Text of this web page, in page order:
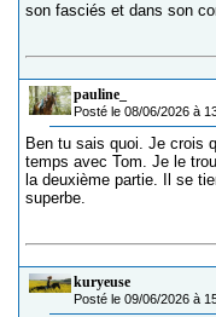
son fasciés et dans son
pauline_
Posté le 08/06/2026 à
Ben tu sais quoi. Je crois
temps avec Tom. Je le
la deuxième partie. Il se
superbe.
kuryeuse
Posté le 09/06/2026 à